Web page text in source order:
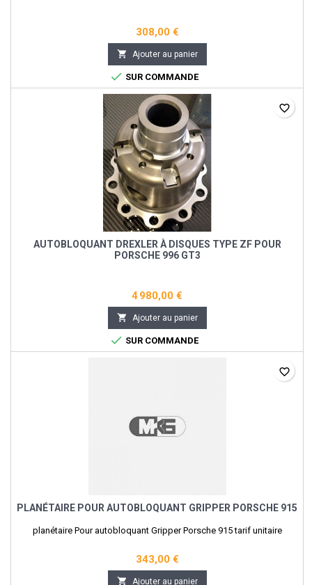
308,00 €
 Ajouter au panier
 SUR COMMANDE
AUTOBLOQUANT DREXLER À DISQUES TYPE ZF POUR
PORSCHE 996 GT3
4 980,00 €
 Ajouter au panier
 SUR COMMANDE
favorite_border
PLANÉTAIRE POUR AUTOBLOQUANT GRIPPER PORSCHE 915
planétaire Pour autobloquant Gripper Porsche 915 tarif unitaire
343,00 €
 Ajouter au panier
favorite_border